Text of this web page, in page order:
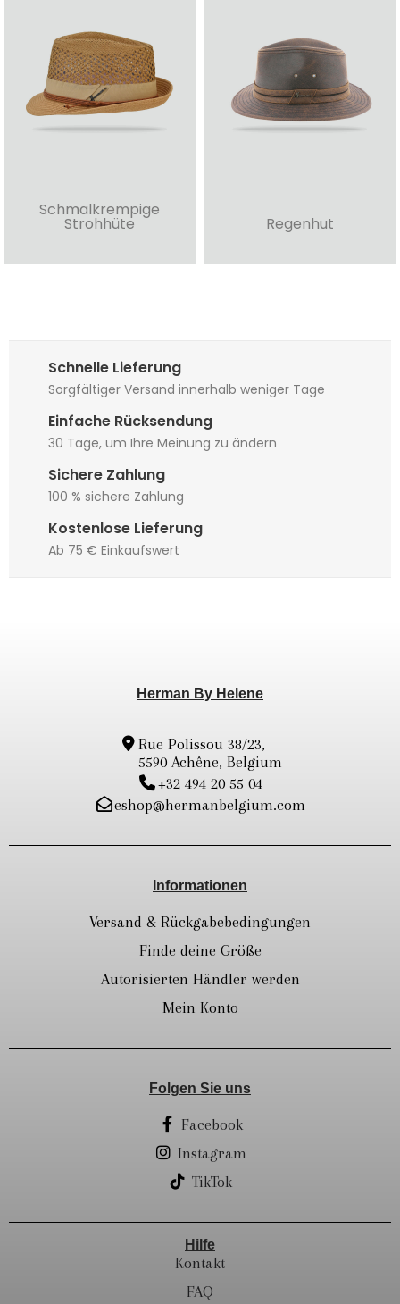
Schmalkrempige
Strohhüte Regenhut
Schnelle Lieferung
Sorgfältiger Versand innerhalb weniger Tage
Einfache Rücksendung
30 Tage, um Ihre Meinung zu ändern
Sichere Zahlung
100 % sichere Zahlung
Kostenlose Lieferung
Ab 75 € Einkaufswert
Herman By Helene
Rue Polissou 38/23,
5590 Achêne, Belgium
+32 494 20 55 04
eshop@hermanbelgium.com
Informationen
Versand & Rückgabebedingungen
Finde deine Größe
Autorisierten Händler werden
Mein Konto
Folgen Sie uns
Facebook
Instagram
TikTok
Hilfe
Kontakt
FAQ